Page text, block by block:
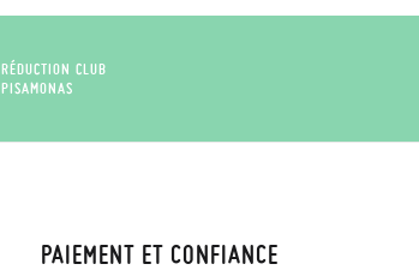
RÉDUCTION CLUB
PISAMONAS
PAIEMENT ET CONFIANCE